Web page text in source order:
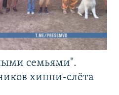
семьями".
хиппи-слёта